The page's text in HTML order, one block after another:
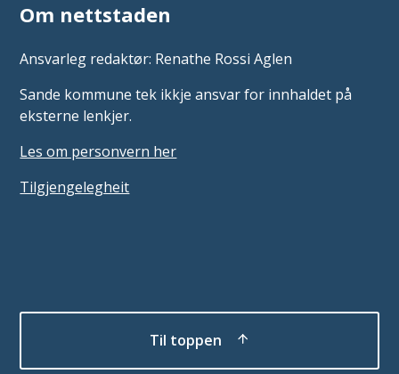
Om nettstaden
Ansvarleg redaktør: Renathe Rossi Aglen
Sande kommune tek ikkje ansvar for innhaldet på
eksterne lenkjer.
Les om personvern her
Tilgjengelegheit
Til toppen